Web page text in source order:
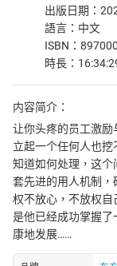
出版日期：
語言：中文
ISBN：
時長：
内容简介：
让你头疼的员工激
立起一个任何人也挖
知道如何处理，这
套先进的用人机制
权不放心，不放权
是他已经成功掌握
康地发展……